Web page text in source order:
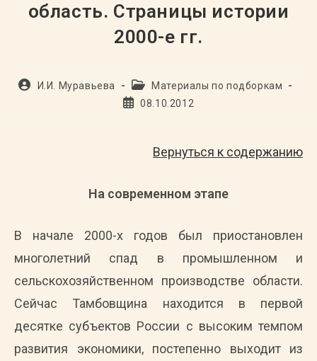
область. Страницы истории
2000-е гг.
АвторИ.И. Муравьева
Рубрика
записи:
Материалы по подборкам
Запись08.10.2012
Вернуться к содержанию
На современном этапе
В начале 2000-х годов был приостановлен
многолетний спад в промышленном и
сельскохозяйственном производстве области.
Сейчас Тамбовщина находится в первой
десятке субъектов России с высоким темпом
развития экономики, постепенно выходит из